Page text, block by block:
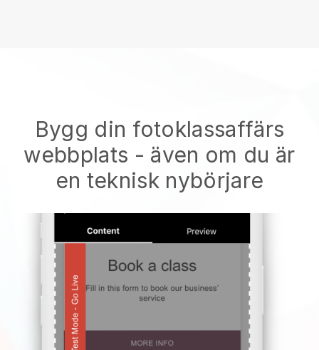
Bygg din fotoklassaffärs
webbplats - även om du är
en teknisk nybörjare